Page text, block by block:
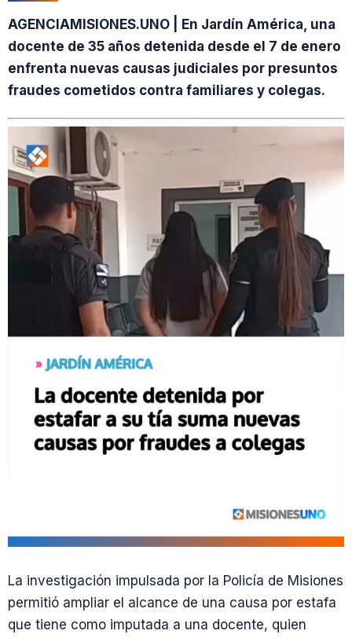
AGENCIAMISIONES.UNO | En Jardín América, una
docente de 35 años detenida desde el 7 de enero
enfrenta nuevas causas judiciales por presuntos
fraudes cometidos contra familiares y colegas.
La investigación impulsada por la Policía de Misiones
permitió ampliar el alcance de una causa por estafa
que tiene como imputada a una docente, quien